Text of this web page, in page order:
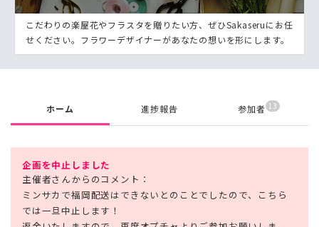
こだわりの楽屋花やフラスタを贈りたい方、ぜひSakaseruにお任
せください。フラワーデザイナーがあなたの想いを形にします。
ホーム 進捗報告 参加者 13
企画を中止しました
主催者さんからのコメント：
ミンサカで福岡配送はできないとのことでしたので、こちら
では一旦中止します！